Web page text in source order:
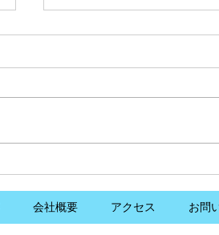
【８月・先着２名様限
様全員の対応ができませ
方が多いことが分かりま
そこで今月は、空き家に
会社概要 アクセス お問